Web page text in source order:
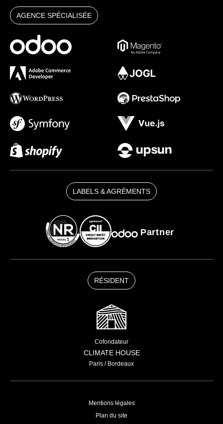
AGENCE SPÉCIALISÉE
LABELS & AGRÉMENTS
Partner
RÉSIDENT
Cofondateur
CLIMATE HOUSE
Paris / Bordeaux
Mentions légales
Plan du site